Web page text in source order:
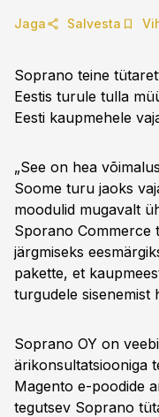
Jaga Salvesta
Soprano teine
Eestis turule tulla
Eesti kaupmehele
„See on hea
Soome turu jaoks
moodulid mugavalt
Sporano Commerce
järgmiseks
pakette, et
turgudele sisenemist
Soprano OY on
ärikonsultatsiooniga
Magento e-poodide
tegutsev Soprano